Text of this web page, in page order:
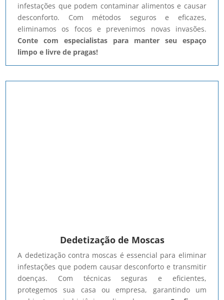
infestações que podem contaminar alimentos e causar
desconforto. Com métodos seguros e eficazes,
eliminamos os focos e prevenimos novas invasões.
Conte com especialistas para manter seu espaço
limpo e livre de pragas!
Dedetização de Moscas
A dedetização contra moscas é essencial para eliminar
infestações que podem causar desconforto e transmitir
doenças. Com técnicas seguras e eficientes,
protegemos sua casa ou empresa, garantindo um